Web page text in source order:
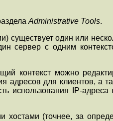
Administrative Tools.
существует один или
сервер с одним
контекст можно
адресов для клиентов, а
использования IP-адреса
хостами (точнее, за